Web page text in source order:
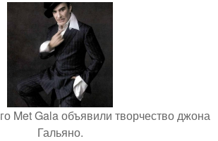
Met Gala объявили творчество джона
Гальяно.